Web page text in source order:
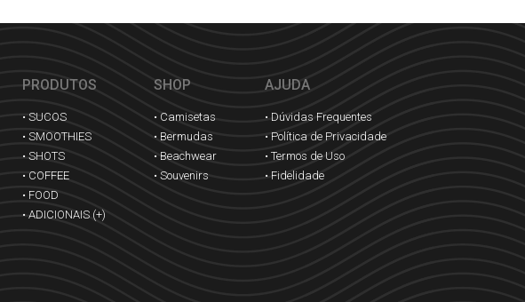
PRODUTOS
• SUCOS
• SMOOTHIES
• SHOTS
• COFFEE
• FOOD
• ADICIONAIS (+)
SHOP
• Camisetas
• Bermudas
• Beachwear
• Souvenirs
AJUDA
• Dúvidas Frequentes
• Política de Privacidade
• Termos de Uso
• Fidelidade